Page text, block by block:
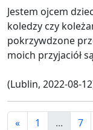
Jestem ojcem
koledzy czy
pokrzywdzone
moich przyjaciół
(Lublin, 2022-08-
« 1 ... 7